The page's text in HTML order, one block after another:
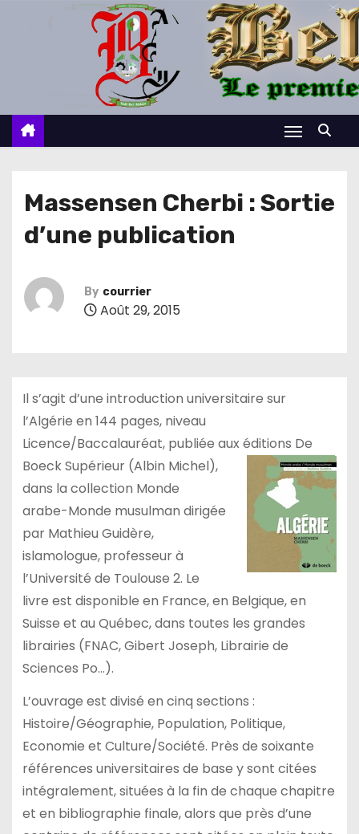
c
Massensen Cherbi : Sortie
d’une publication
By courrier
Août 29, 2015
Il s’agit d’une introduction universitaire sur
l’Algérie en 144 pages, niveau
Licence/Baccalauréat, publiée auxéditions De
Boeck Supérieur (Albin Michel),
dans la collection Monde
arabe-Monde musulman dirigée
par Mathieu Guidère,
islamologue, professeur à
l’Université de Toulouse 2. Le
livre est disponible en France, en Belgique, en
Suisse et au Québec, dans toutes les grandes
librairies (FNAC, Gibert Joseph, Librairie de
Sciences Po…).
L’ouvrage est divisé en cinq sections :
Histoire/Géographie, Population, Politique,
Economie et Culture/Société. Près de soixante
références universitaires de base y sont citées
intégralement, situées à la fin de chaque chapitre
et en bibliographie finale, alors que près d’une